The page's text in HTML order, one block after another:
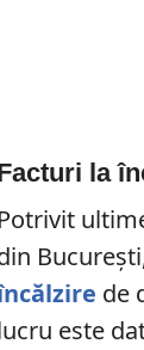
la
Potrivit
de
este